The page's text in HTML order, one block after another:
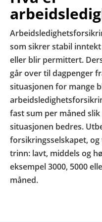
som sikrer stabil
eller blir permittert.
går over til dagpenger
situasjonen for mange
fast sum per måned
situasjonen bedres.
forsikringsselskapet,
trinn: lavt, middels og
eksempel 3000, 5000
måned.